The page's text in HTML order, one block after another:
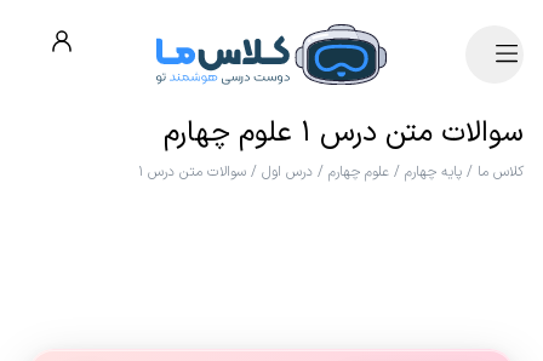
سوالات متن درس ۱ علوم چهارم
کلاس ما / پایه چهارم / علوم چهارم / درس اول / سوالات متن درس ۱